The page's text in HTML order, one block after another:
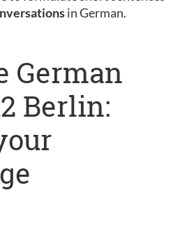
in German.
German
Berlin: